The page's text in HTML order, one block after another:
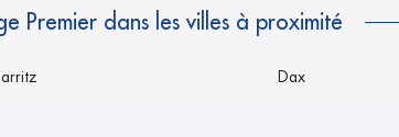
Premier dans les villes à proximité
Dax